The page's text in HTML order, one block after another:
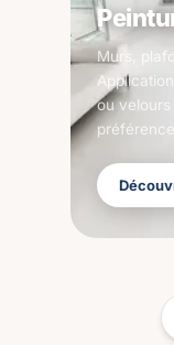
et
soignées